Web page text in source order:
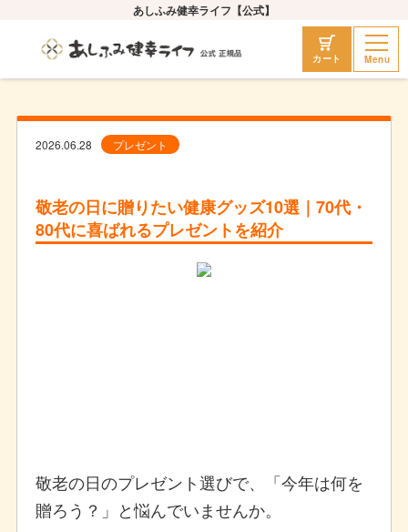
あしふみ健幸ライフ【公式】
カート Menu
2026.06.28 プレゼント
敬老の日に贈りたい健康グッズ10選｜70代・
80代に喜ばれるプレゼントを紹介
敬老の日のプレゼント選びで、「今年は何を
贈ろう？」と悩んでいませんか。